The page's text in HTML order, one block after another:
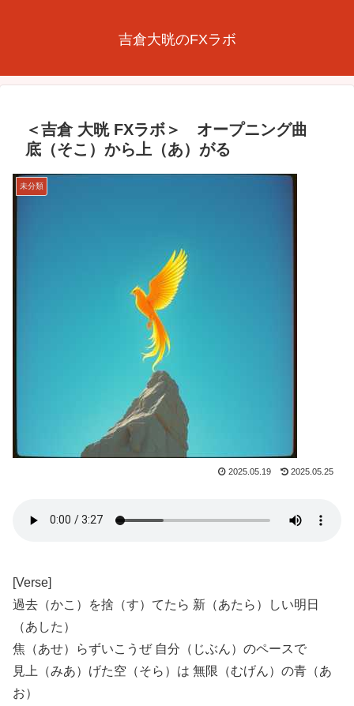
吉倉大晄のFXラボ
＜吉倉 大晄 FXラボ＞ オープニング曲
底（そこ）から上（あ）がる
未分類
2025.05.19 2025.05.25
[Verse]
過去（かこ）を捨（す）てたら 新（あたら）しい明日
（あした）
焦（あせ）らずいこうぜ 自分（じぶん）のペースで
見上（みあ）げた空（そら）は 無限（むげん）の青（あ
お）